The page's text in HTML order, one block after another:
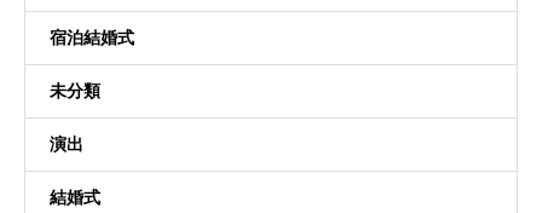
宿泊結婚式
未分類
演出
結婚式